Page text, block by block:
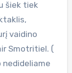
šiek tiek
vaidino
Smotritiel. (
nedideliame